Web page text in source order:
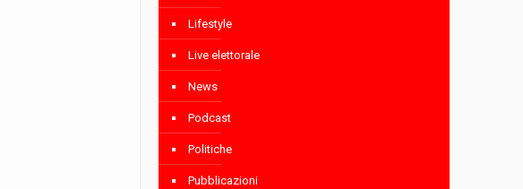
Lifestyle
Live elettorale
News
Podcast
Politiche
Pubblicazioni